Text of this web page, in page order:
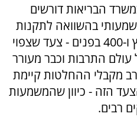
הדיווח בחדשות 12, במשרד הבריאות דורשים
בהשוואה לתקנות
הקיימות כיום: 500 איש בחוץ ו-400 בפנים - צעד שצפוי
התרבות וכבר מעורר
מקבלי ההחלטות קיימת
הזה - כיוון שהמשמעות
רבים.